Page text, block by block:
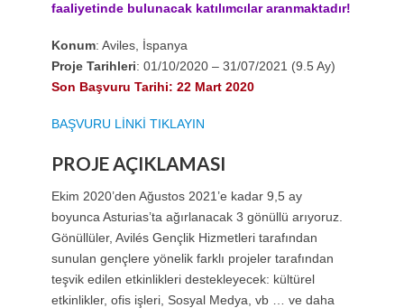
faaliyetinde bulunacak katılımcılar aranmaktadır!
Konum: Aviles, İspanya
Proje Tarihleri: 01/10/2020 – 31/07/2021 (9.5 Ay)
Son Başvuru Tarihi: 22 Mart 2020
BAŞVURU LİNKİ TIKLAYIN
PROJE AÇIKLAMASI
Ekim 2020’den Ağustos 2021’e kadar 9,5 ay
boyunca Asturias’ta ağırlanacak 3 gönüllü arıyoruz.
Gönüllüler, Avilés Gençlik Hizmetleri tarafından
sunulan gençlere yönelik farklı projeler tarafından
teşvik edilen etkinlikleri destekleyecek: kültürel
etkinlikler, ofis işleri, Sosyal Medya, vb … ve daha